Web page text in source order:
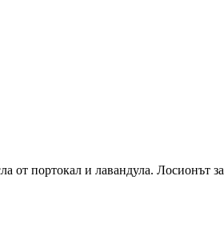
от портокал и лавандула. Лосионът